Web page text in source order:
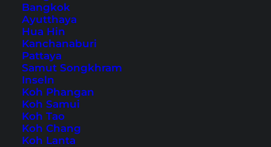
Bangkok
Ayutthaya
Hua Hin
Kanchanaburi
Pattaya
Samut Songkhram
Inseln
Koh Phangan
Koh Samui
Koh Tao
Koh Chang
Koh Lanta
Bootsfahrt von
Manhattan
Zuletzt aktualisiert: 17. November 2025
Mittelamerika
Mit der Staten Island Ferry vom Manhattan nach